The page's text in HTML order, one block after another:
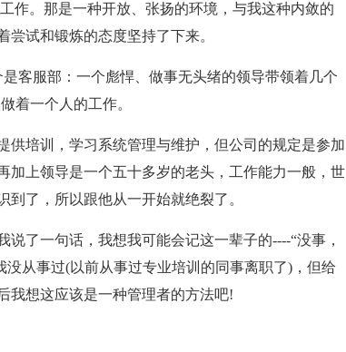
作。那是一种开放、张扬的环境，与我这种内敛的
试和锻炼的态度坚持了下来。
客服部：一个彪悍、做事无头绪的领导带领着几个
着一个人的工作。
供培训，学习系统管理与维护，但公司的规定是参加
加上领导是一个五十多岁的老头，工作能力一般，世
了，所以跟他从一开始就绝裂了。
了一句话，我想我可能会记这一辈子的----“没事，
从事过(以前从事过专业培训的同事离职了)，但给
我想这应该是一种管理者的方法吧!